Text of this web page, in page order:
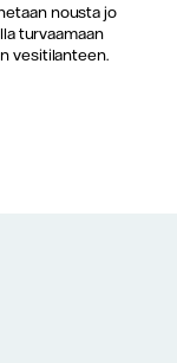
nousta jo
turvaamaan
vesitilanteen.